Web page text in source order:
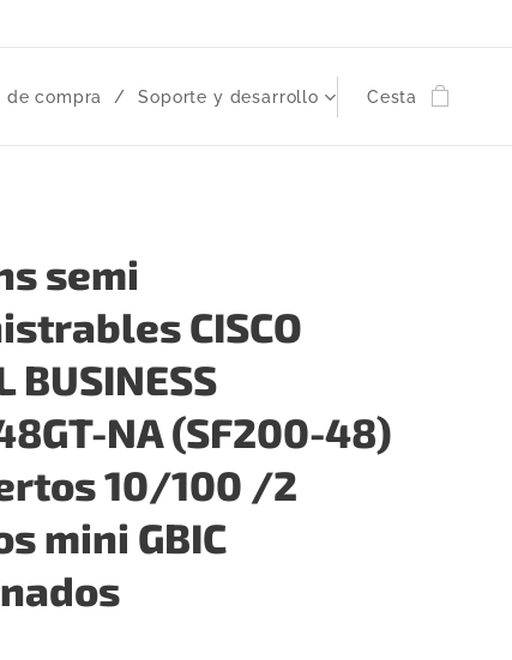
de compra Soporte y desarrollo Cesta
semi
CISCO
BUSINESS
NA (SF200-48)
10/100 /2
mini GBIC